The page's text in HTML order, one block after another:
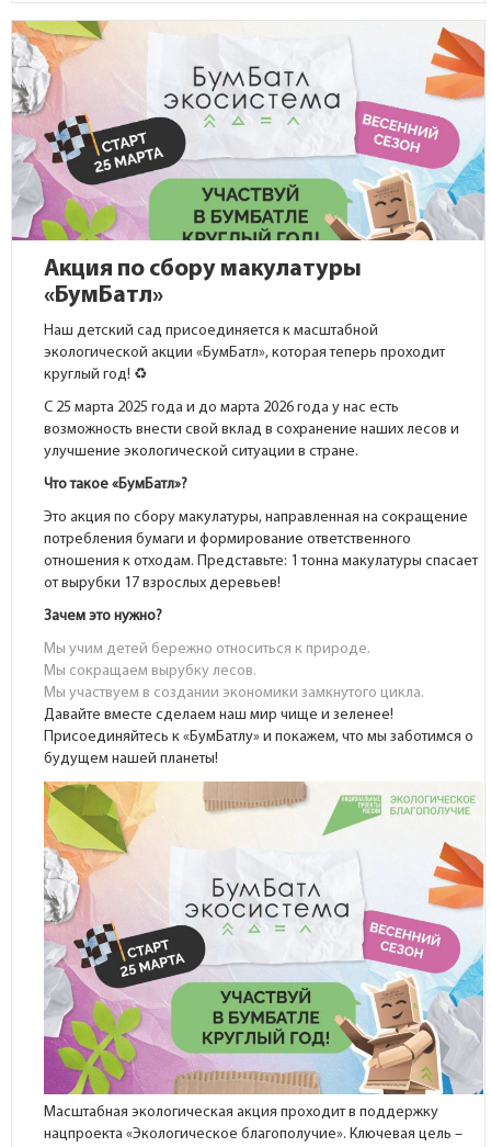
Акция по сбору макулатуры
«БумБатл»
Наш детский сад присоединяется к масштабной
экологической акции «БумБатл», которая теперь проходит
круглый год! ♻️
С 25 марта 2025 года и до марта 2026 года у нас есть
возможность внести свой вклад в сохранение наших лесов и
улучшение экологической ситуации в стране.
Что такое «БумБатл»?
Это акция по сбору макулатуры, направленная на сокращение
потребления бумаги и формирование ответственного
отношения к отходам. Представьте: 1 тонна макулатуры спасает
от вырубки 17 взрослых деревьев!
Зачем это нужно?
Мы учим детей бережно относиться к природе.
Мы сокращаем вырубку лесов.
Мы участвуем в создании экономики замкнутого цикла.
Давайте вместе сделаем наш мир чище и зеленее!
Присоединяйтесь к «БумБатлу» и покажем, что мы заботимся о
будущем нашей планеты!
Масштабная экологическая акция проходит в поддержку
нацпроекта «Экологическое благополучие». Ключевая цель –